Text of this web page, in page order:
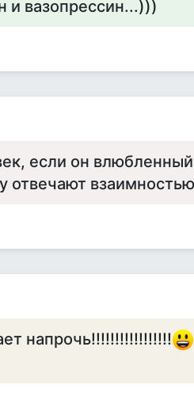
и вазопрессин...)))
если он
отвечают
напрочь!!!!!!!!!!!!!!!!!